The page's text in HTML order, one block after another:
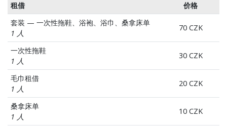
租借
价格
套装 — 一次性拖鞋、浴袍、浴巾、桑拿床单
1 人
70 CZK
一次性拖鞋
1 人
30 CZK
毛巾租借
1 人
20 CZK
桑拿床单
1 人
10 CZK